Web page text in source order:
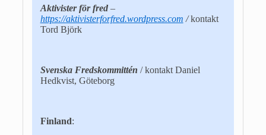
Aktivister för fred–
https://aktivisterforfred.wordpress.com /kontakt
Tord Björk
Svenska Fredskommittén / kontakt Daniel
Hedkvist, Göteborg
Finland: